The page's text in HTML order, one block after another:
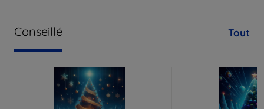
Conseillé Tout